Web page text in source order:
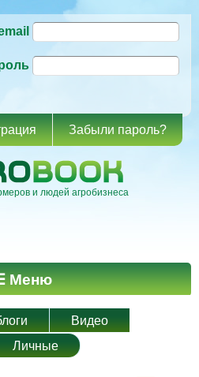
Забыли пароль?
и людей агробизнеса
Меню
Видео
Личные